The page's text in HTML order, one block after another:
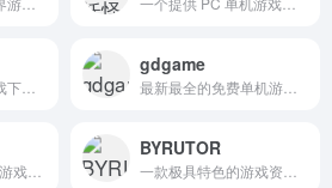
gdgame
BYRUTOR